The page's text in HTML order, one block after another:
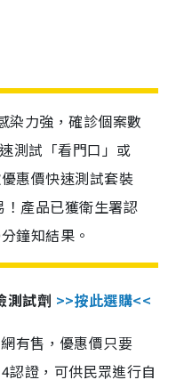
染力強，確診個案數
測試「看門口」或
惠價快速測試套裝
產品已獲衛生署認
鐘知結果。
測試劑 >>按此選購<<
有售，優惠價只要
認證，可供民眾進行自